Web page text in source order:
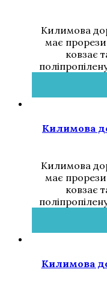
Килимова
має
ковзає
Килимова
Килимова
має
ковзає
Килимова